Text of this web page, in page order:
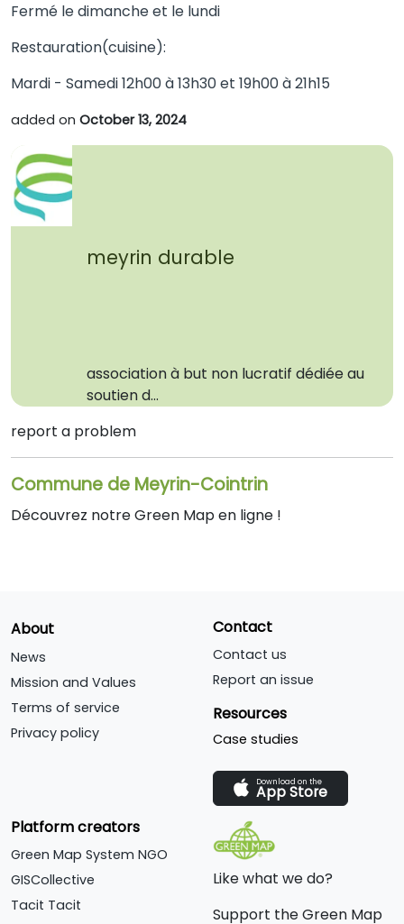
Fermé le dimanche et le lundi
Restauration(cuisine):
Mardi - Samedi 12h00 à 13h30 et 19h00 à 21h15
added on October 13, 2024
meyrin durable
association à but non lucratif dédiée au
soutien d...
report a problem
Commune de Meyrin-Cointrin
Découvrez notre Green Map en ligne !
About
News
Mission and Values
Terms of service
Privacy policy
Contact
Contact us
Report an issue
Resources
Case studies
Download on the
App Store
Platform creators
Green Map System NGO
GISCollective
Tacit Tacit
Like what we do?
Support the Green Map